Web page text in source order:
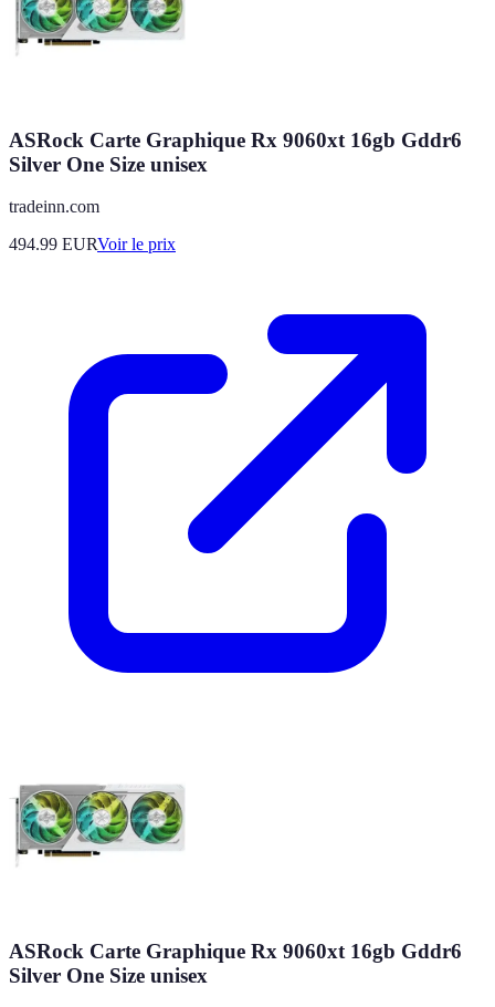
ASRock Carte Graphique Rx 9060xt 16gb Gddr6
Silver One Size unisex
tradeinn.com
494.99 EURVoir le prix
ASRock Carte Graphique Rx 9060xt 16gb Gddr6
Silver One Size unisex